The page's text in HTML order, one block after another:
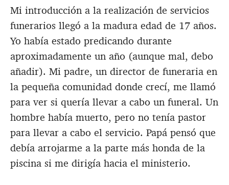
Mi introducción a la realización de servicios
funerarios llegó a la madura edad de 17 años.
Yo había estado predicando durante
aproximadamente un año (aunque mal, debo
añadir). Mi padre, un director de funeraria en
la pequeña comunidad donde crecí, me llamó
para ver si quería llevar a cabo un funeral. Un
hombre había muerto, pero no tenía pastor
para llevar a cabo el servicio. Papá pensó que
debía arrojarme a la parte más honda de la
piscina si me dirigía hacia el ministerio.